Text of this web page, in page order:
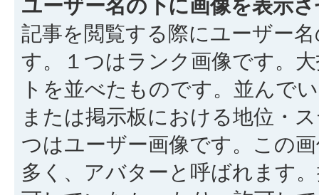
ユーザー名の下に画像を表示
記事を閲覧する際にユーザー
す。１つはランク画像です。
トを並べたものです。並んで
または掲示板における地位・
つはユーザー画像です。この
多く、アバターと呼ばれます